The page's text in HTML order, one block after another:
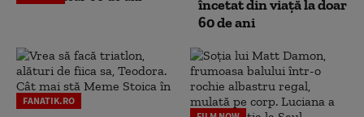
încetat din viață la doar
60 de ani
FANATIK.RO